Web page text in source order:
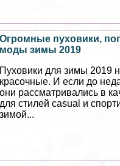
Огромные пуховики,
моды зимы 2019
Пуховики для зимы 2019
красочные. И если до
они рассматривались в
для стилей casual и
зимой...